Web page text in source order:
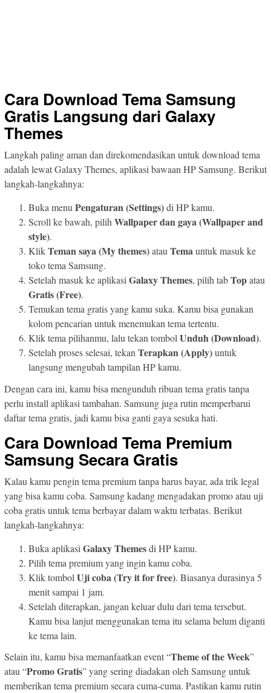
Cara Download Tema Samsung
Gratis Langsung dari Galaxy
Themes
Langkah paling aman dan direkomendasikan untuk download tema
adalah lewat Galaxy Themes, aplikasi bawaan HP Samsung. Berikut
langkah-langkahnya:
Buka menu Pengaturan (Settings)di HP kamu.
Scroll ke bawah, pilih Wallpaper dan gaya (Wallpaper and
style).
KlikTeman saya (My themes)atau Temauntuk masuk ke
toko tema Samsung.
Setelah masuk ke aplikasi Galaxy Themes, pilih tabTopatau
Gratis (Free).
Temukan tema gratis yang kamu suka. Kamu bisa gunakan
kolom pencarian untuk menemukan tema tertentu.
Klik tema pilihanmu, lalu tekan tombol Unduh (Download).
Setelah proses selesai, tekan Terapkan (Apply)untuk
langsung mengubah tampilan HP kamu.
Dengan cara ini, kamu bisa mengunduh ribuan tema gratis tanpa
perlu install aplikasi tambahan. Samsung juga rutin memperbarui
daftar tema gratis, jadi kamu bisa ganti gaya sesuka hati.
Cara Download Tema Premium
Samsung Secara Gratis
Kalau kamu pengin tema premium tanpa harus bayar, ada trik legal
yang bisa kamu coba. Samsung kadang mengadakan promo atau uji
coba gratis untuk tema berbayar dalam waktu terbatas. Berikut
langkah-langkahnya:
Buka aplikasi Galaxy Themesdi HP kamu.
Pilih tema premium yang ingin kamu coba.
Klik tombol Uji coba (Try it for free). Biasanya durasinya 5
menit sampai 1 jam.
Setelah diterapkan, jangan keluar dulu dari tema tersebut.
Kamu bisa lanjut menggunakan tema itu selama belum diganti
ke tema lain.
Selain itu, kamu bisa memanfaatkan event “Theme of the Week”
atau “Promo Gratis” yang sering diadakan oleh Samsung untuk
memberikan tema premium secara cuma-cuma. Pastikan kamu rutin